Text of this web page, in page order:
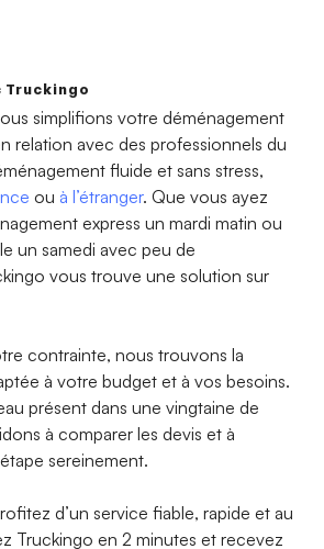
Truckingo
simplifions votre déménagement
relation avec des professionnels du
fluide et sans stress,
ou à l’étranger. Que vous ayez
express un mardi matin ou
un samedi avec peu de
vous trouve une solution sur
contrainte, nous trouvons la
à votre budget et à vos besoins.
présent dans une vingtaine de
à comparer les devis et à
sereinement.
d’un service fiable, rapide et au
Truckingo en 2 minutes et recevez